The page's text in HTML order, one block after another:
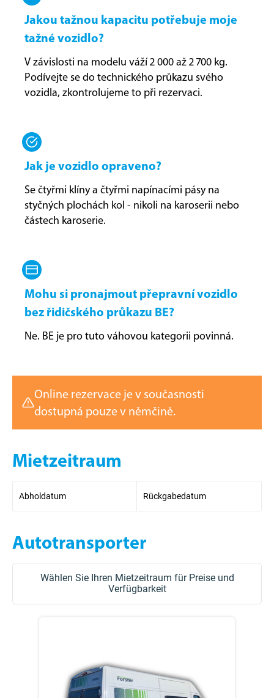
Jakou tažnou kapacitu potřebuje moje
tažné vozidlo?
V závislosti na modelu váží 2 000 až 2 700 kg.
Podívejte se do technického průkazu svého
vozidla, zkontrolujeme to při rezervaci.
Jak je vozidlo opraveno?
Se čtyřmi klíny a čtyřmi napínacími pásy na
styčných plochách kol - nikoli na karoserii nebo
částech karoserie.
Mohu si pronajmout přepravní vozidlo
bez řidičského průkazu BE?
Ne. BE je pro tuto váhovou kategorii povinná.
Online rezervace je v současnosti
dostupná pouze v němčině.
Mietzeitraum
Abholdatum Rückgabedatum
Autotransporter
Wählen Sie Ihren Mietzeitraum für Preise und
Verfügbarkeit